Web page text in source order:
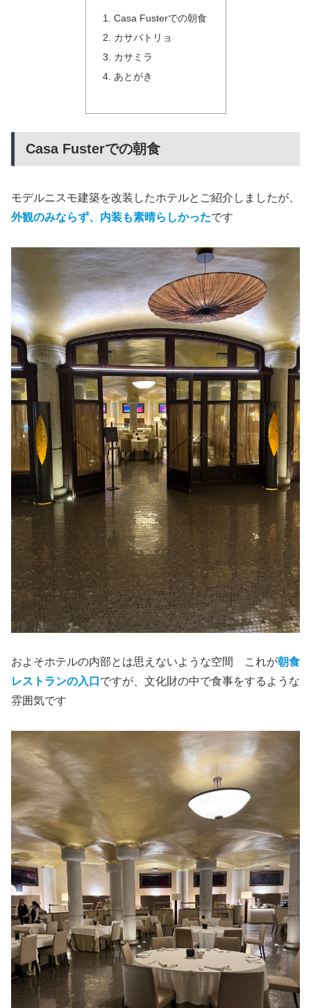
Casa Fusterでの朝食
カサバトリョ
カサミラ
あとがき
Casa Fusterでの朝食
モデルニスモ建築を改装したホテルとご紹介しましたが、
外観のみならず、内装も素晴らしかったです
およそホテルの内部とは思えないような空間 これが朝食
レストランの入口 ですが、文化財の中で食事をするような
雰囲気です